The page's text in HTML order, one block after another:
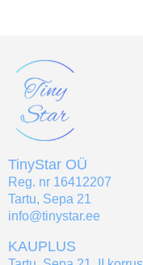
TinyStar OÜ
Reg. nr 16412207
Tartu, Sepa 21
info@tinystar.ee
KAUPLUS